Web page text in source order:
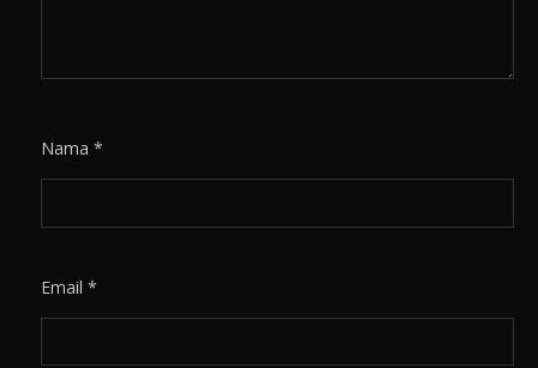
Nama*
Email*